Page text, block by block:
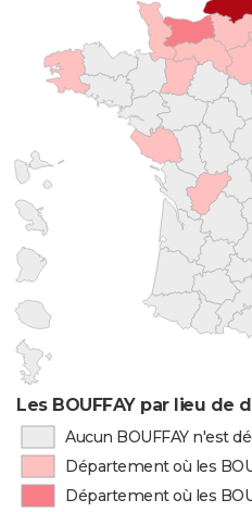
Les BOUFFAY par lieu de
Aucun BOUFFAY n'est
Département où les
Département où les